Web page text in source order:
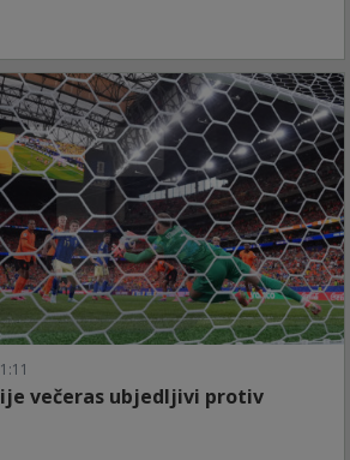
večeras ubjedljivi protiv